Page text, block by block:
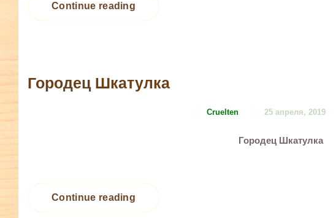
Continue reading
Городец Шкатулка
Cruelten 25 апреля, 2019
Городец Шкатулка
Continue reading